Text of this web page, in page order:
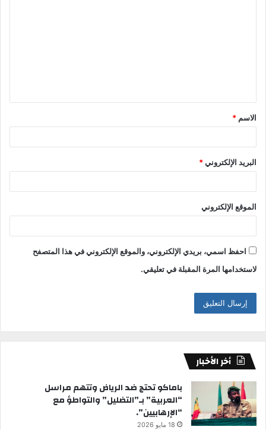
ق
*
الاسم *
البريد الإلكتروني*
الموقع الإلكتروني
احفظ اسمي، بريدي الإلكتروني، والموقع الإلكتروني في هذا المتصفح
لاستخدامها المرة المقبلة في تعليقي.
أخر الأخبار
باماكو تحتج ضد الرياض وتتهم مراسل
“العربية” بـ”التضليل” والتواطؤ مع
“الإرهابيين”.
18 مايو 2026